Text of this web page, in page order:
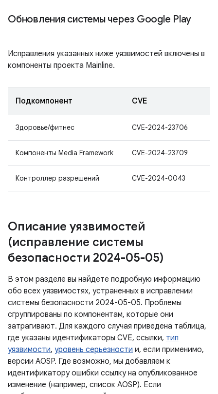
Обновления системы через Google Play
Исправления указанных ниже уязвимостей включены в
компоненты проекта Mainline.
Подкомпонент CVE
Здоровье/фитнес CVE-2024-23706
Компоненты Media Framework CVE-2024-23709
Контроллер разрешений CVE-2024-0043
Описание уязвимостей
(исправление системы
безопасности 2024-05-05)
В этом разделе вы найдете подробную информацию
обо всех уязвимостях, устраненных в исправлении
системы безопасности 2024-05-05. Проблемы
сгруппированы по компонентам, которые они
затрагивают. Для каждого случая приведена таблица,
где указаны идентификаторы CVE, ссылки, тип
уязвимости, уровень серьезности и, если применимо,
версии AOSP. Где возможно, мы добавляем к
идентификатору ошибки ссылку на опубликованное
изменение (например, список AOSP). Если